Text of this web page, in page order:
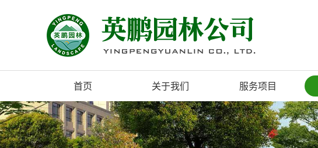
首页 关于我们 服务项目